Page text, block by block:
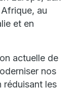
au
et en
actuelle de
nos
réduisant les